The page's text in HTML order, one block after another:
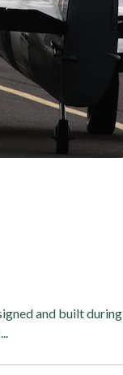
and built during